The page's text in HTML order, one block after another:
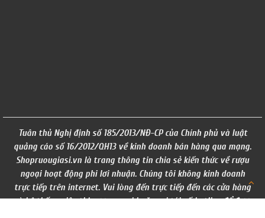
Tuân thủ Nghị định số 185/2013/NĐ-CP của Chính phủ và luật
quảng cáo số 16/2012/QH13 về kinh doanh bán hàng qua mạng.
Shopruougiasi.vn là trang thông tin chia sẻ kiến thức về rượu
ngoại hoạt động phi lơi nhuận. Chúng tôi không kinh doanh
trực tiếp trên internet. Vui lòng đến trực tiếp đến các cửa hàng
và hệ thống siêu thị rượu ngoại hoặc gọi tới số hotline để được